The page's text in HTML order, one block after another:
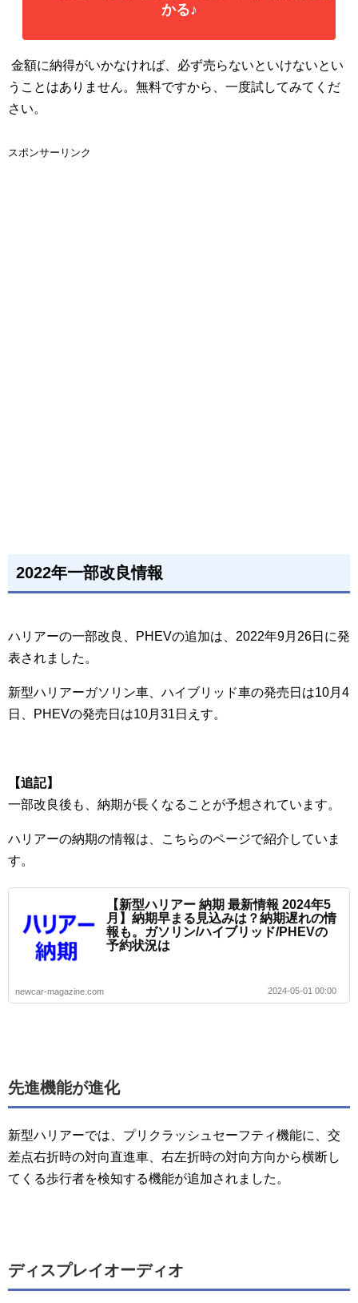
かる♪
金額に納得がいかなければ、必ず売らないといけないとい
うことはありません。無料ですから、一度試してみてくだ
さい。
スポンサーリンク
2022年一部改良情報
ハリアーの一部改良、PHEVの追加は、2022年9月26日に発
表されました。
新型ハリアーガソリン車、ハイブリッド車の発売日は10月4
日、PHEVの発売日は10月31日えす。
【追記】
一部改良後も、納期が長くなることが予想されています。
ハリアーの納期の情報は、こちらのページで紹介していま
す。
【新型ハリアー 納期 最新情報 2024年5
月】納期早まる見込みは？納期遅れの情
報も。ガソリン/ハイブリッド/PHEVの
予約状況は
newcar-magazine.com 2024-05-01 00:00
先進機能が進化
新型ハリアーでは、プリクラッシュセーフティ機能に、交
差点右折時の対向直進車、右左折時の対向方向から横断し
てくる歩行者を検知する機能が追加されました。
ディスプレイオーディオ